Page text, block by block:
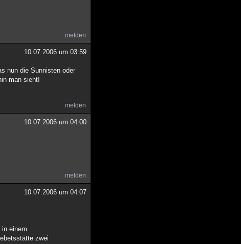
melden
10.07.2006 um 03:59
nun die Sunnisten oder
man sieht!
melden
10.07.2006 um 04:00
melden
10.07.2006 um 04:07
einem
zwei